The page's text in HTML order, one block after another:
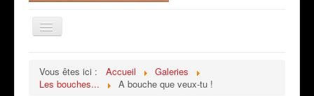
Basculer
la
Bio de l'artiste
Vous êtes ici : Accueil
Galeries
Les bouches...
A bouche que veux-tu !